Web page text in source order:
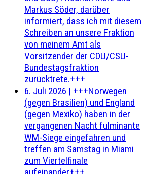
Markus Söder, darüber
informiert, dass ich mit diesem
Schreiben an unsere Fraktion
von meinem Amt als
Vorsitzender der CDU/CSU-
Bundestagsfraktion
zurücktrete.+++
6. Juli 2026 | +++Norwegen
(gegen Brasilien) und England
(gegen Mexiko) haben in der
vergangenen Nacht fulminante
WM-Siege eingefahren und
treffen am Samstag in Miami
zum Viertelfinale